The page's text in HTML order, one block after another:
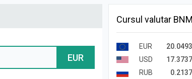
EUR
Cursul valutar BNM
EUR 20.0493
USD 17.3737
RUB 0.2137